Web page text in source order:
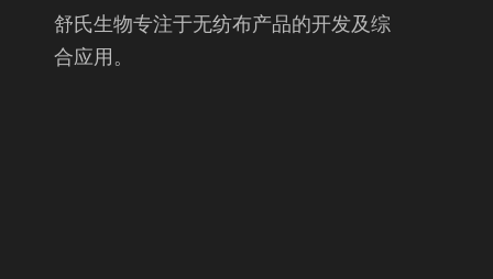
舒氏生物专注于无纺布产品的开发及综
合应用。